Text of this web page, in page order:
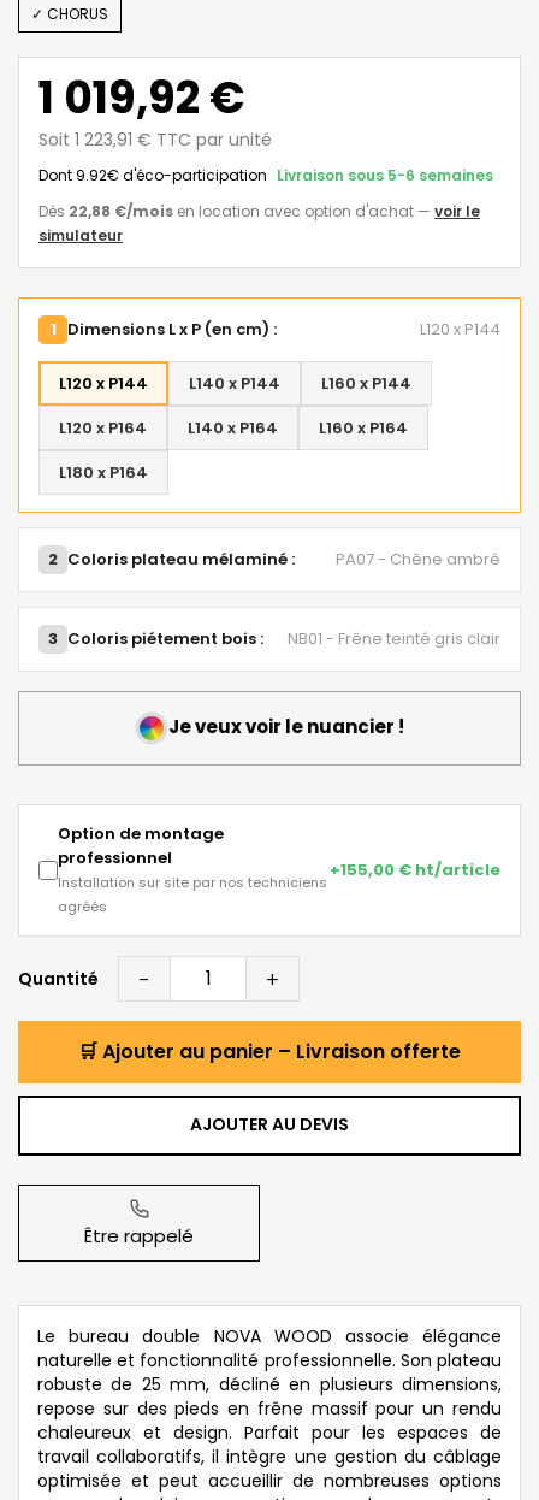
✓ CHORUS
1 019,92 €
Soit 1 223,91 € TTC par unité
Dont 9.92€ d'éco-participation Livraison sous 5-6 semaines
Dès 22,88 €/mois en location avec option d'achat — voir le
simulateur
1 Dimensions L x P (en cm) : L120 x P144
L120 x P144 L140 x P144
L160 x P144
L120 x P164
L140 x P164
L160 x P164
L180 x P164
2 Coloris plateau mélaminé : PA07 - Chêne ambré
3 Coloris piétement bois : NB01 - Frêne teinté gris clair
Je veux voir le nuancier !
Option de montage
professionnel
Installation sur site par nos techniciens
agréés
+155,00 € ht/article
Quantité - +
🛒 Ajouter au panier – Livraison offerte
AJOUTER AU DEVIS
Être rappelé
Le bureau double NOVA WOOD associe élégance
naturelle et fonctionnalité professionnelle. Son plateau
robuste de 25 mm, décliné en plusieurs dimensions,
repose sur des pieds en frêne massif pour un rendu
chaleureux et design. Parfait pour les espaces de
travail collaboratifs, il intègre une gestion du câblage
optimisée et peut accueillir de nombreuses options